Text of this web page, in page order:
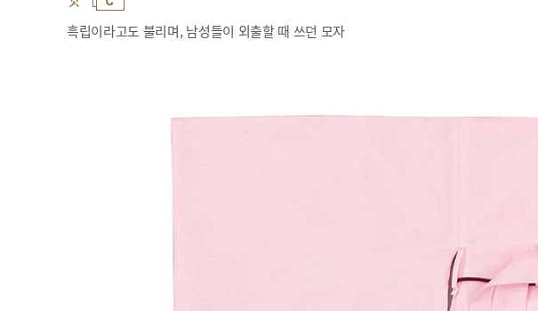
흑립이라고도 불리며, 남성들이 외출할 때 쓰던 모자